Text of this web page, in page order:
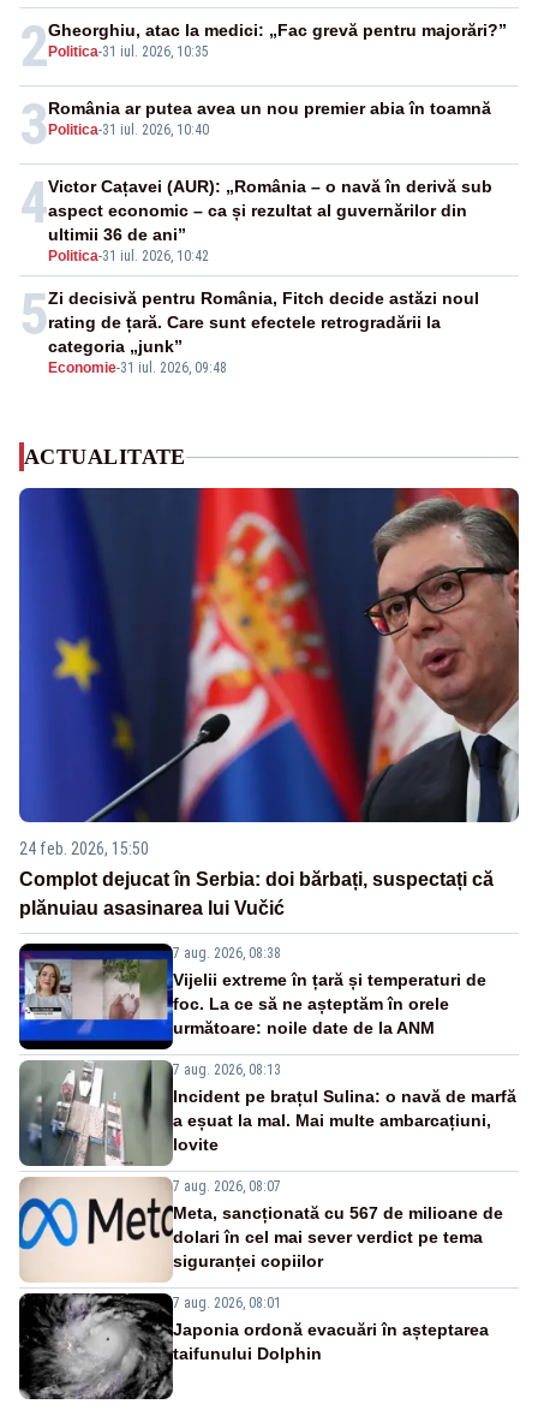
2 Politica-31 iul. 2026, 10:35
Gheorghiu, atac la medici: „Fac grevă pentru majorări?”
3 Politica-31 iul. 2026, 10:40
România ar putea avea un nou premier abia în toamnă
4
Politica-31 iul. 2026, 10:42
Victor Cațavei (AUR): „România – o navă în derivă sub
aspect economic – ca și rezultat al guvernărilor din
ultimii 36 de ani”
5
Economie-31 iul. 2026, 09:48
Zi decisivă pentru România, Fitch decide astăzi noul
rating de țară. Care sunt efectele retrogradării la
categoria „junk”
ACTUALITATE
24 feb. 2026, 15:50
Complot dejucat în Serbia: doi bărbați, suspectați că
plănuiau asasinarea lui Vučić
7 aug. 2026, 08:38
Vijelii extreme în țară și temperaturi de
foc. La ce să ne așteptăm în orele
următoare: noile date de la ANM
7 aug. 2026, 08:13
Incident pe brațul Sulina: o navă de marfă
a eșuat la mal. Mai multe ambarcațiuni,
lovite
7 aug. 2026, 08:07
Meta, sancționată cu 567 de milioane de
dolari în cel mai sever verdict pe tema
siguranței copiilor
7 aug. 2026, 08:01
Japonia ordonă evacuări în așteptarea
taifunului Dolphin